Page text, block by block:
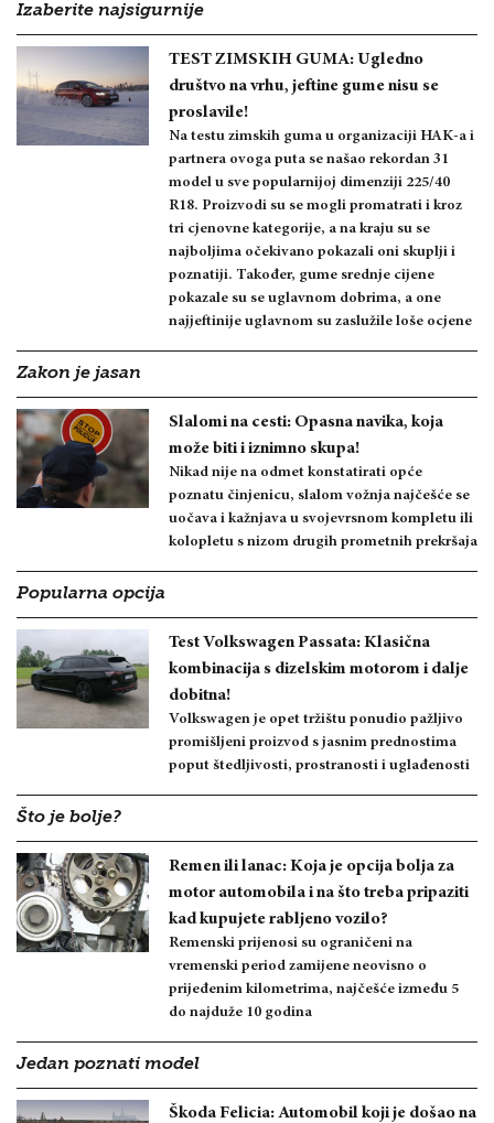
Izaberite najsigurnije
TEST ZIMSKIH GUMA: Ugledno
društvo na vrhu, jeftine gume nisu se
proslavile!
Na testu zimskih guma u organizaciji HAK-a i
partnera ovoga puta se našao rekordan 31
model u sve popularnijoj dimenziji 225/40
R18. Proizvodi su se mogli promatrati i kroz
tri cjenovne kategorije, a na kraju su se
najboljima očekivano pokazali oni skuplji i
poznatiji. Također, gume srednje cijene
pokazale su se uglavnom dobrima, a one
najjeftinije uglavnom su zaslužile loše ocjene
Zakon je jasan
Slalomi na cesti: Opasna navika, koja
može biti i iznimno skupa!
Nikad nije na odmet konstatirati opće
poznatu činjenicu, slalom vožnja najčešće se
uočava i kažnjava u svojevrsnom kompletu ili
kolopletu s nizom drugih prometnih prekršaja
Popularna opcija
Test Volkswagen Passata: Klasična
kombinacija s dizelskim motorom i dalje
dobitna!
Volkswagen je opet tržištu ponudio pažljivo
promišljeni proizvod s jasnim prednostima
poput štedljivosti, prostranosti i uglađenosti
Što je bolje?
Remen ili lanac: Koja je opcija bolja za
motor automobila i na što treba pripaziti
kad kupujete rabljeno vozilo?
Remenski prijenosi su ograničeni na
vremenski period zamijene neovisno o
prijeđenim kilometrima, najčešće između 5
do najduže 10 godina
Jedan poznati model
Škoda Felicia: Automobil koji je došao na